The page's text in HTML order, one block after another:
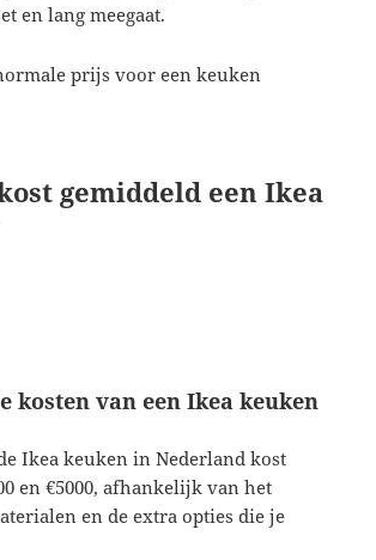
en lang meegaat.
gemiddeld een Ikea
kosten van een Ikea keuken
Ikea keuken in Nederland kost
en €5000, afhankelijk van het
en de extra opties die je